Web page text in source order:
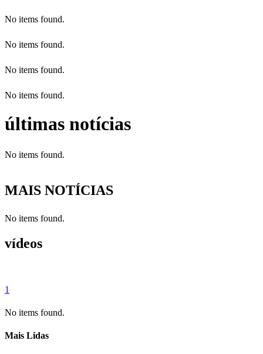
No items found.
No items found.
No items found.
No items found.
últimas notícias
No items found.
MAIS NOTÍCIAS
No items found.
vídeos
1
No items found.
Mais Lidas